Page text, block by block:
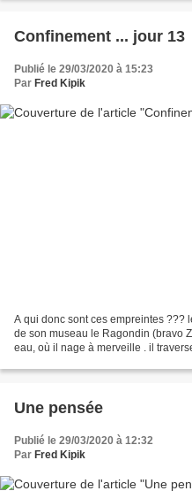
Confinement ... jour 13
Publié le 29/03/2020 à 15:23
Par Fred Kipik
A qui donc sont ces empreintes ???
de son museau le Ragondin (bravo
eau, où il nage à merveille . il
Une pensée
Publié le 29/03/2020 à 12:32
Par Fred Kipik